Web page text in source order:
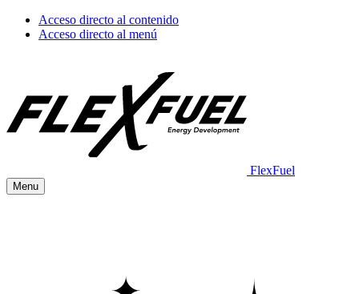
Acceso directo al contenido
Acceso directo al menú
FlexFuel
Menu